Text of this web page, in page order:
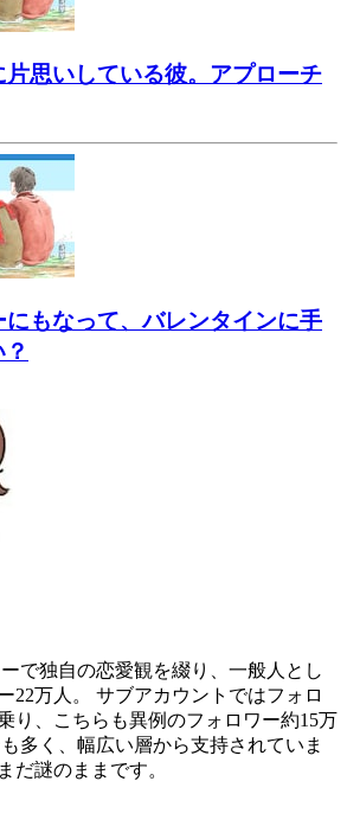
思いしている彼。アプローチ
もなって、バレンタインに手
で独自の恋愛観を綴り、一般人とし
22万人。 サブアカウントではフォロ
り、こちらも異例のフォロワー約15万
多く、幅広い層から支持されていま
だ謎のままです。